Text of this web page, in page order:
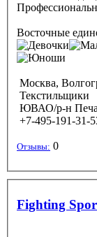
Восточные
Москва,
Текстильщики
ЮВАО/р-н
+7-495-191-31-
Отзывы: 0
Fighting